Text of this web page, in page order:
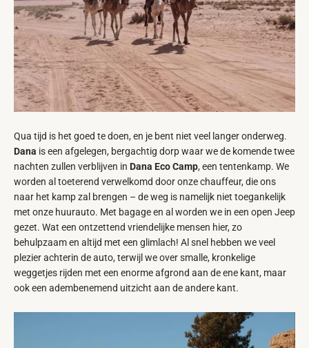
Qua tijd is het goed te doen, en je bent niet veel langer onderweg.
Dana is een afgelegen, bergachtig dorp waar we de komende twee
nachten zullen verblijven in Dana Eco Camp, een tentenkamp. We
worden al toeterend verwelkomd door onze chauffeur, die ons
naar het kamp zal brengen – de weg is namelijk niet toegankelijk
met onze huurauto. Met bagage en al worden we in een open Jeep
gezet. Wat een ontzettend vriendelijke mensen hier, zo
behulpzaam en altijd met een glimlach! Al snel hebben we veel
plezier achterin de auto, terwijl we over smalle, kronkelige
weggetjes rijden met een enorme afgrond aan de ene kant, maar
ook een adembenemend uitzicht aan de andere kant.